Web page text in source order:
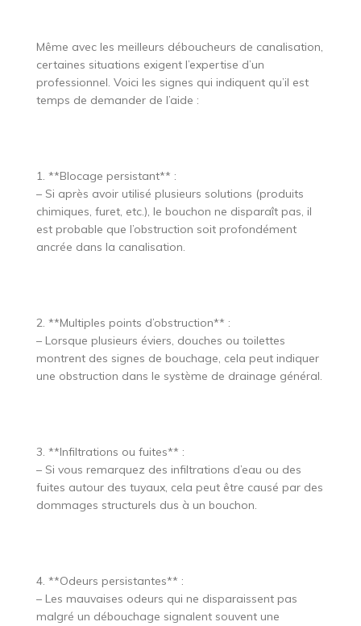
Même avec les meilleurs déboucheurs de canalisation,
certaines situations exigent l’expertise d’un
professionnel. Voici les signes qui indiquent qu’il est
temps de demander de l’aide :
1. **Blocage persistant** :
– Si après avoir utilisé plusieurs solutions (produits
chimiques, furet, etc.), le bouchon ne disparaît pas, il
est probable que l’obstruction soit profondément
ancrée dans la canalisation.
2. **Multiples points d’obstruction** :
– Lorsque plusieurs éviers, douches ou toilettes
montrent des signes de bouchage, cela peut indiquer
une obstruction dans le système de drainage général.
3. **Infiltrations ou fuites** :
– Si vous remarquez des infiltrations d’eau ou des
fuites autour des tuyaux, cela peut être causé par des
dommages structurels dus à un bouchon.
4. **Odeurs persistantes** :
– Les mauvaises odeurs qui ne disparaissent pas
malgré un débouchage signalent souvent une